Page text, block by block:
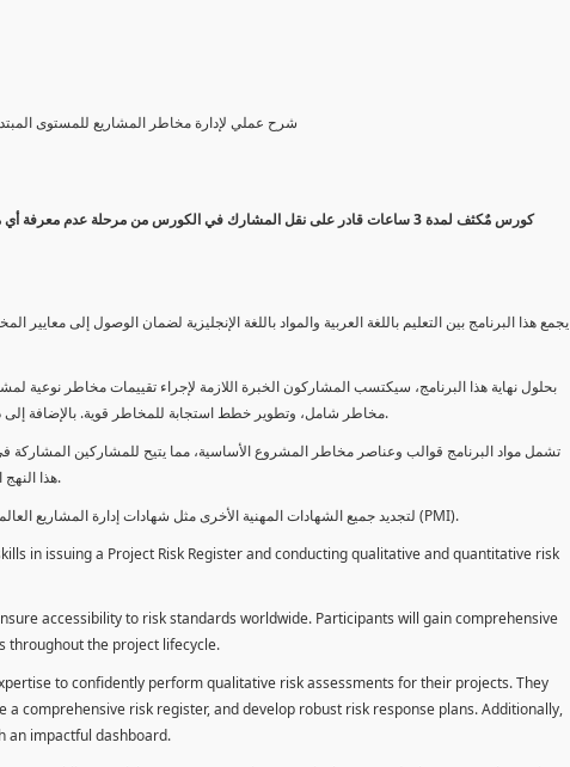
شرح عملي لإدارة مخاطر المشاريع للمستوى
كورس مٌكثف لمدة 3 ساعات قادر على نقل المشارك في الكورس من مرحلة عدم
يجمع هذا البرنامج بين التعليم باللغة العربية والمواد باللغة الإنجليزية لضمان الوصول إلى
بحلول نهاية هذا البرنامج، سيكتسب المشاركون الخبرة اللازمة لإجراء تقييمات مخاطر نوعية
مخاطر شامل، وتطوير خطط استجابة للمخاطر قوية. بالإضافة إلى ذلك، سيكتسبون المهارات لتقديم تقييمات المخاطر عبر لوحة معلومات فعالة.
تشمل مواد البرنامج قوالب وعناصر مخاطر المشروع الأساسية، مما يتيح للمشاركين المشاركة
هذا النهج العملي يمكنهم من تطبيق المفاهيم المكتسبة مباشرة على مشاريعهم الخاصة.
يمكن للطلاب استخدام ساعات هذا البرنامج كوحدات تطوير المهنة (PDUs) لتجديد جميع الشهادات المهنية الأخرى مثل شهادات إدارة المشاريع العالمية (PMI).
in issuing a Project Risk Register and conducting qualitative and quantitative risk
accessibility to risk standards worldwide. Participants will gain comprehensive
throughout the project lifecycle.
to confidently perform qualitative risk assessments for their projects. They
comprehensive risk register, and develop robust risk response plans. Additionally,
an impactful dashboard.